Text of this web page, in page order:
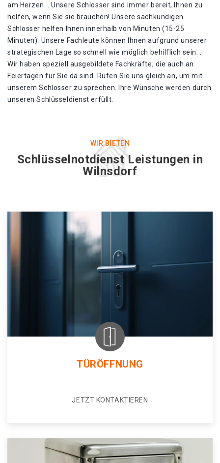
am Herzen. . Unsere Schlosser sind immer bereit, Ihnen zu
helfen, wenn Sie sie brauchen! Unsere sachkundigen
Schlosser helfen Ihnen innerhalb von Minuten (15-25
Minuten). Unsere Fachleute können Ihnen aufgrund unserer
strategischen Lage so schnell wie möglich behilflich sein. .
Wir haben speziell ausgebildete Fachkräfte, die auch an
Feiertagen für Sie da sind. Rufen Sie uns gleich an, um mit
unserem Schlosser zu sprechen. Ihre Wünsche werden durch
unseren Schlüsseldienst erfüllt.
WIR BIETEN
Schlüsselnotdienst Leistungen in
Wilnsdorf
TÜRÖFFNUNG
JETZT KONTAKTIEREN